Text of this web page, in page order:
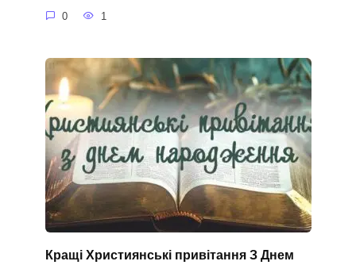
0 1
Кращі Християнські привітання З Днем